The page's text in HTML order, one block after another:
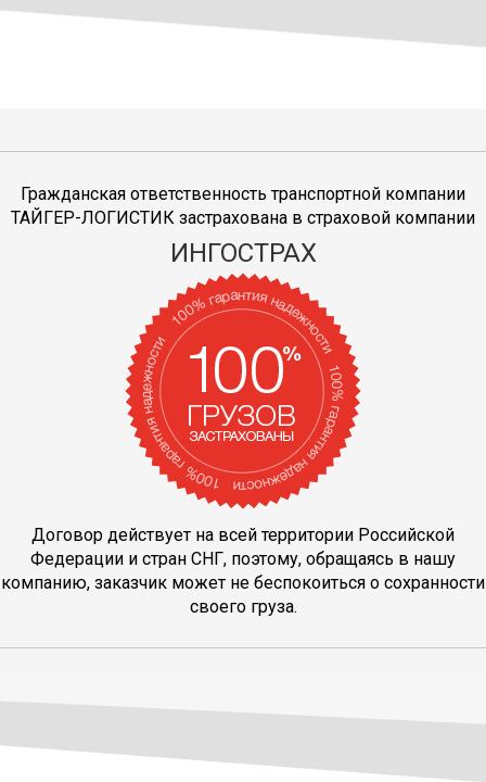
Гражданская ответственность транспортной компании
ТАЙГЕР-ЛОГИСТИК застрахована в страховой компании
ИНГОСТРАХ
Договор действует на всей территории Российской
Федерации и стран СНГ, поэтому, обращаясь в нашу
компанию, заказчик может не беспокоиться о сохранности
своего груза.